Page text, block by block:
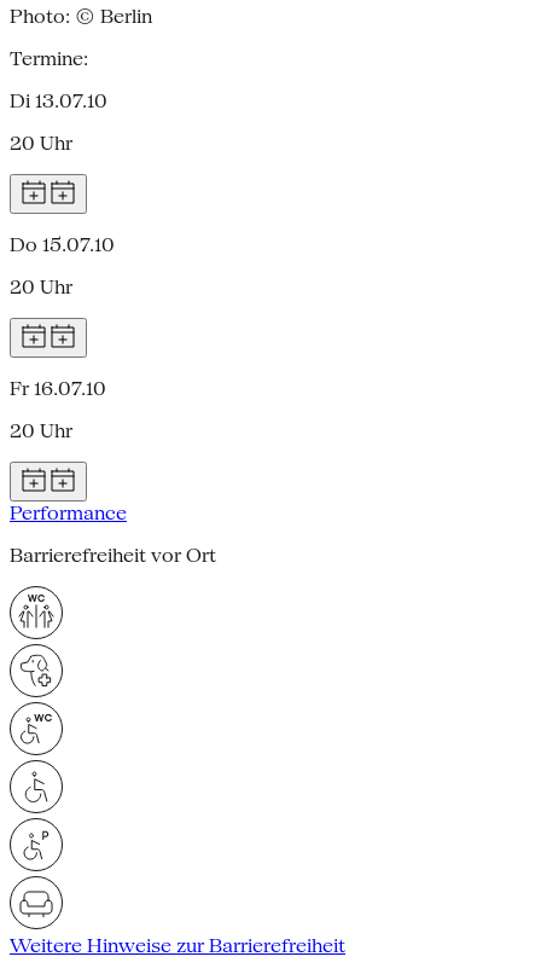
Photo: © Berlin
Termine:
Di 13.07.10
20 Uhr
Do 15.07.10
20 Uhr
Fr 16.07.10
20 Uhr
Performance
Barrierefreiheit vor Ort
Weitere Hinweise zur Barrierefreiheit